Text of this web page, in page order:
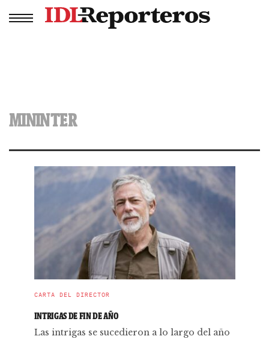
MININTER
CARTA DEL DIRECTOR
INTRIGAS DE FIN DE AÑO
Las intrigas se sucedieron a lo largo del año